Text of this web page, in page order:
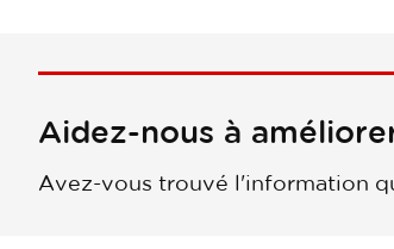
Aidez-nous à
Avez-vous trouvé l'information